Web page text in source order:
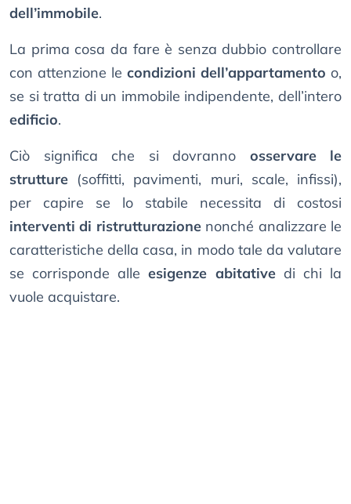
dell’immobile.
La prima cosa da fare è senza dubbio controllare
con attenzione le condizioni dell’appartamento o,
se si tratta di un immobile indipendente, dell’intero
edificio.
Ciò significa che si dovranno osservare le
strutture (soffitti, pavimenti, muri, scale, infissi),
per capire se lo stabile necessita di costosi
interventi di ristrutturazionenonché analizzare le
caratteristiche della casa, in modo tale da valutare
se corrisponde alleesigenze abitativedi chi la
vuole acquistare.